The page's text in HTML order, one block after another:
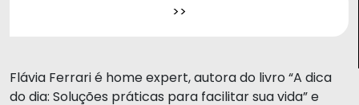
Flávia Ferrari é home expert, autora do livro “A dica
do dia: Soluções práticas para facilitar sua vida” e